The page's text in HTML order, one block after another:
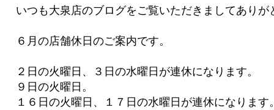
いつも大泉店のブログをご覧いただきましてありが
６月の店舗休日のご案内です。
２日の火曜日、３日の水曜日が連休になります。
９日の火曜日。
１６日の火曜日、１７日の水曜日が連休になります